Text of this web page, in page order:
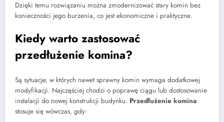
Dzięki temu rozwiązaniu można zmodernizować stary komin bez
konieczności jego burzenia, co jest ekonomiczne i praktyczne.
Kiedy warto zastosować
przedłużenie komina?
Są sytuacje, w których nawet sprawny komin wymaga dodatkowej
modyfikacji. Najczęściej chodzi o poprawę ciągu lub dostosowanie
instalacji do nowej konstrukcji budynku. Przedłużenie komina
stosuje się wówczas, gdy: